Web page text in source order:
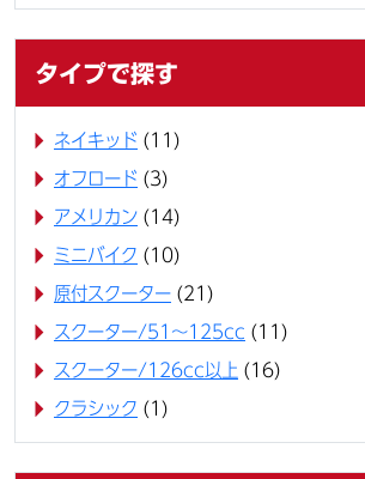
タイプで探す
ネイキッド (11)
オフロード (3)
アメリカン (14)
ミニバイク (10)
原付スクーター (21)
スクーター/51～125cc (11)
スクーター/126cc以上 (16)
クラシック (1)